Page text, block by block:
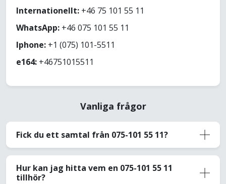
Internationellt: +46 75 101 55 11
WhatsApp: +46 075 101 55 11
Iphone: +1 (075) 101-5511
e164: +46751015511
Vanliga frågor
Fick du ett samtal från 075-101 55 11?
Hur kan jag hitta vem en 075-101 55 11
tillhör?